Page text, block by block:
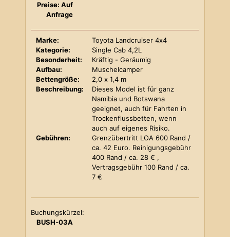
Preise: Auf
Anfrage
Marke:
Toyota Landcruiser 4x4
Kategorie:
Single Cab 4,2L
Besonderheit:
Kräftig - Geräumig
Aufbau:
Muschelcamper
Bettengröße:
2,0 x 1,4 m
Beschreibung:
Dieses Model ist für ganz
Namibia und Botswana
geeignet, auch für Fahrten in
Trockenflussbetten, wenn
auch auf eigenes Risiko.
Gebühren:
Grenzübertritt LOA 600 Rand /
ca. 42 Euro. Reinigungsgebühr
400 Rand / ca. 28 € ,
Vertragsgebühr 100 Rand / ca.
7 €
Buchungskürzel:
BUSH-03A